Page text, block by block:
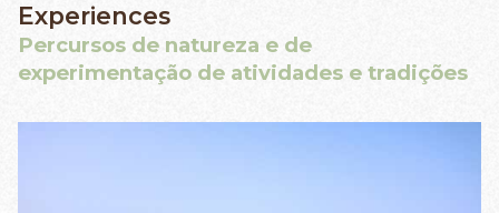
Experiences
Percursos de natureza e de
experimentação de atividades e tradições